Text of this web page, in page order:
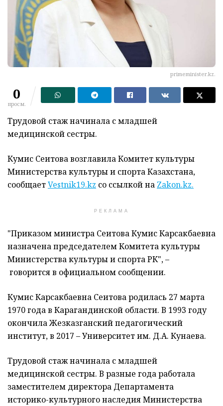
primeminister.kz.
0
просм.
Трудовой стаж начинала с младшей
медицинской сестры.
Кумис Сеитова возглавила Комитет культуры
Министерства культуры и спорта Казахстана,
сообщаетVestnik19.kz со ссылкой на Zakon.kz.
РЕКЛАМА
"Приказом министра Сеитова Кумис Карсакбаевна
назначена председателем Комитета культуры
Министерства культуры и спорта РК", –
говорится в официальном сообщении.
Кумис Карсакбаевна Сеитова родилась 27 марта
1970 года в Карагандинской области. В 1993 году
окончила Жезказганский педагогический
институт, в 2017 – Университет им. Д.А. Кунаева.
Трудовой стаж начинала с младшей
медицинской сестры. В разные года работала
заместителем директора Департамента
историко-культурного наследия Министерства